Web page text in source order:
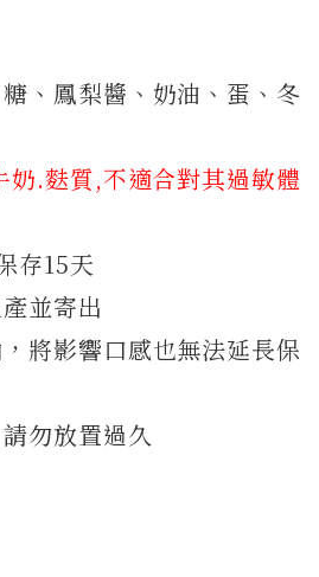
、鳳梨醬、奶油、蛋、冬
奶.麩質,不適合對其過敏體
存15天
並寄出
將影響口感也無法延長保
勿放置過久